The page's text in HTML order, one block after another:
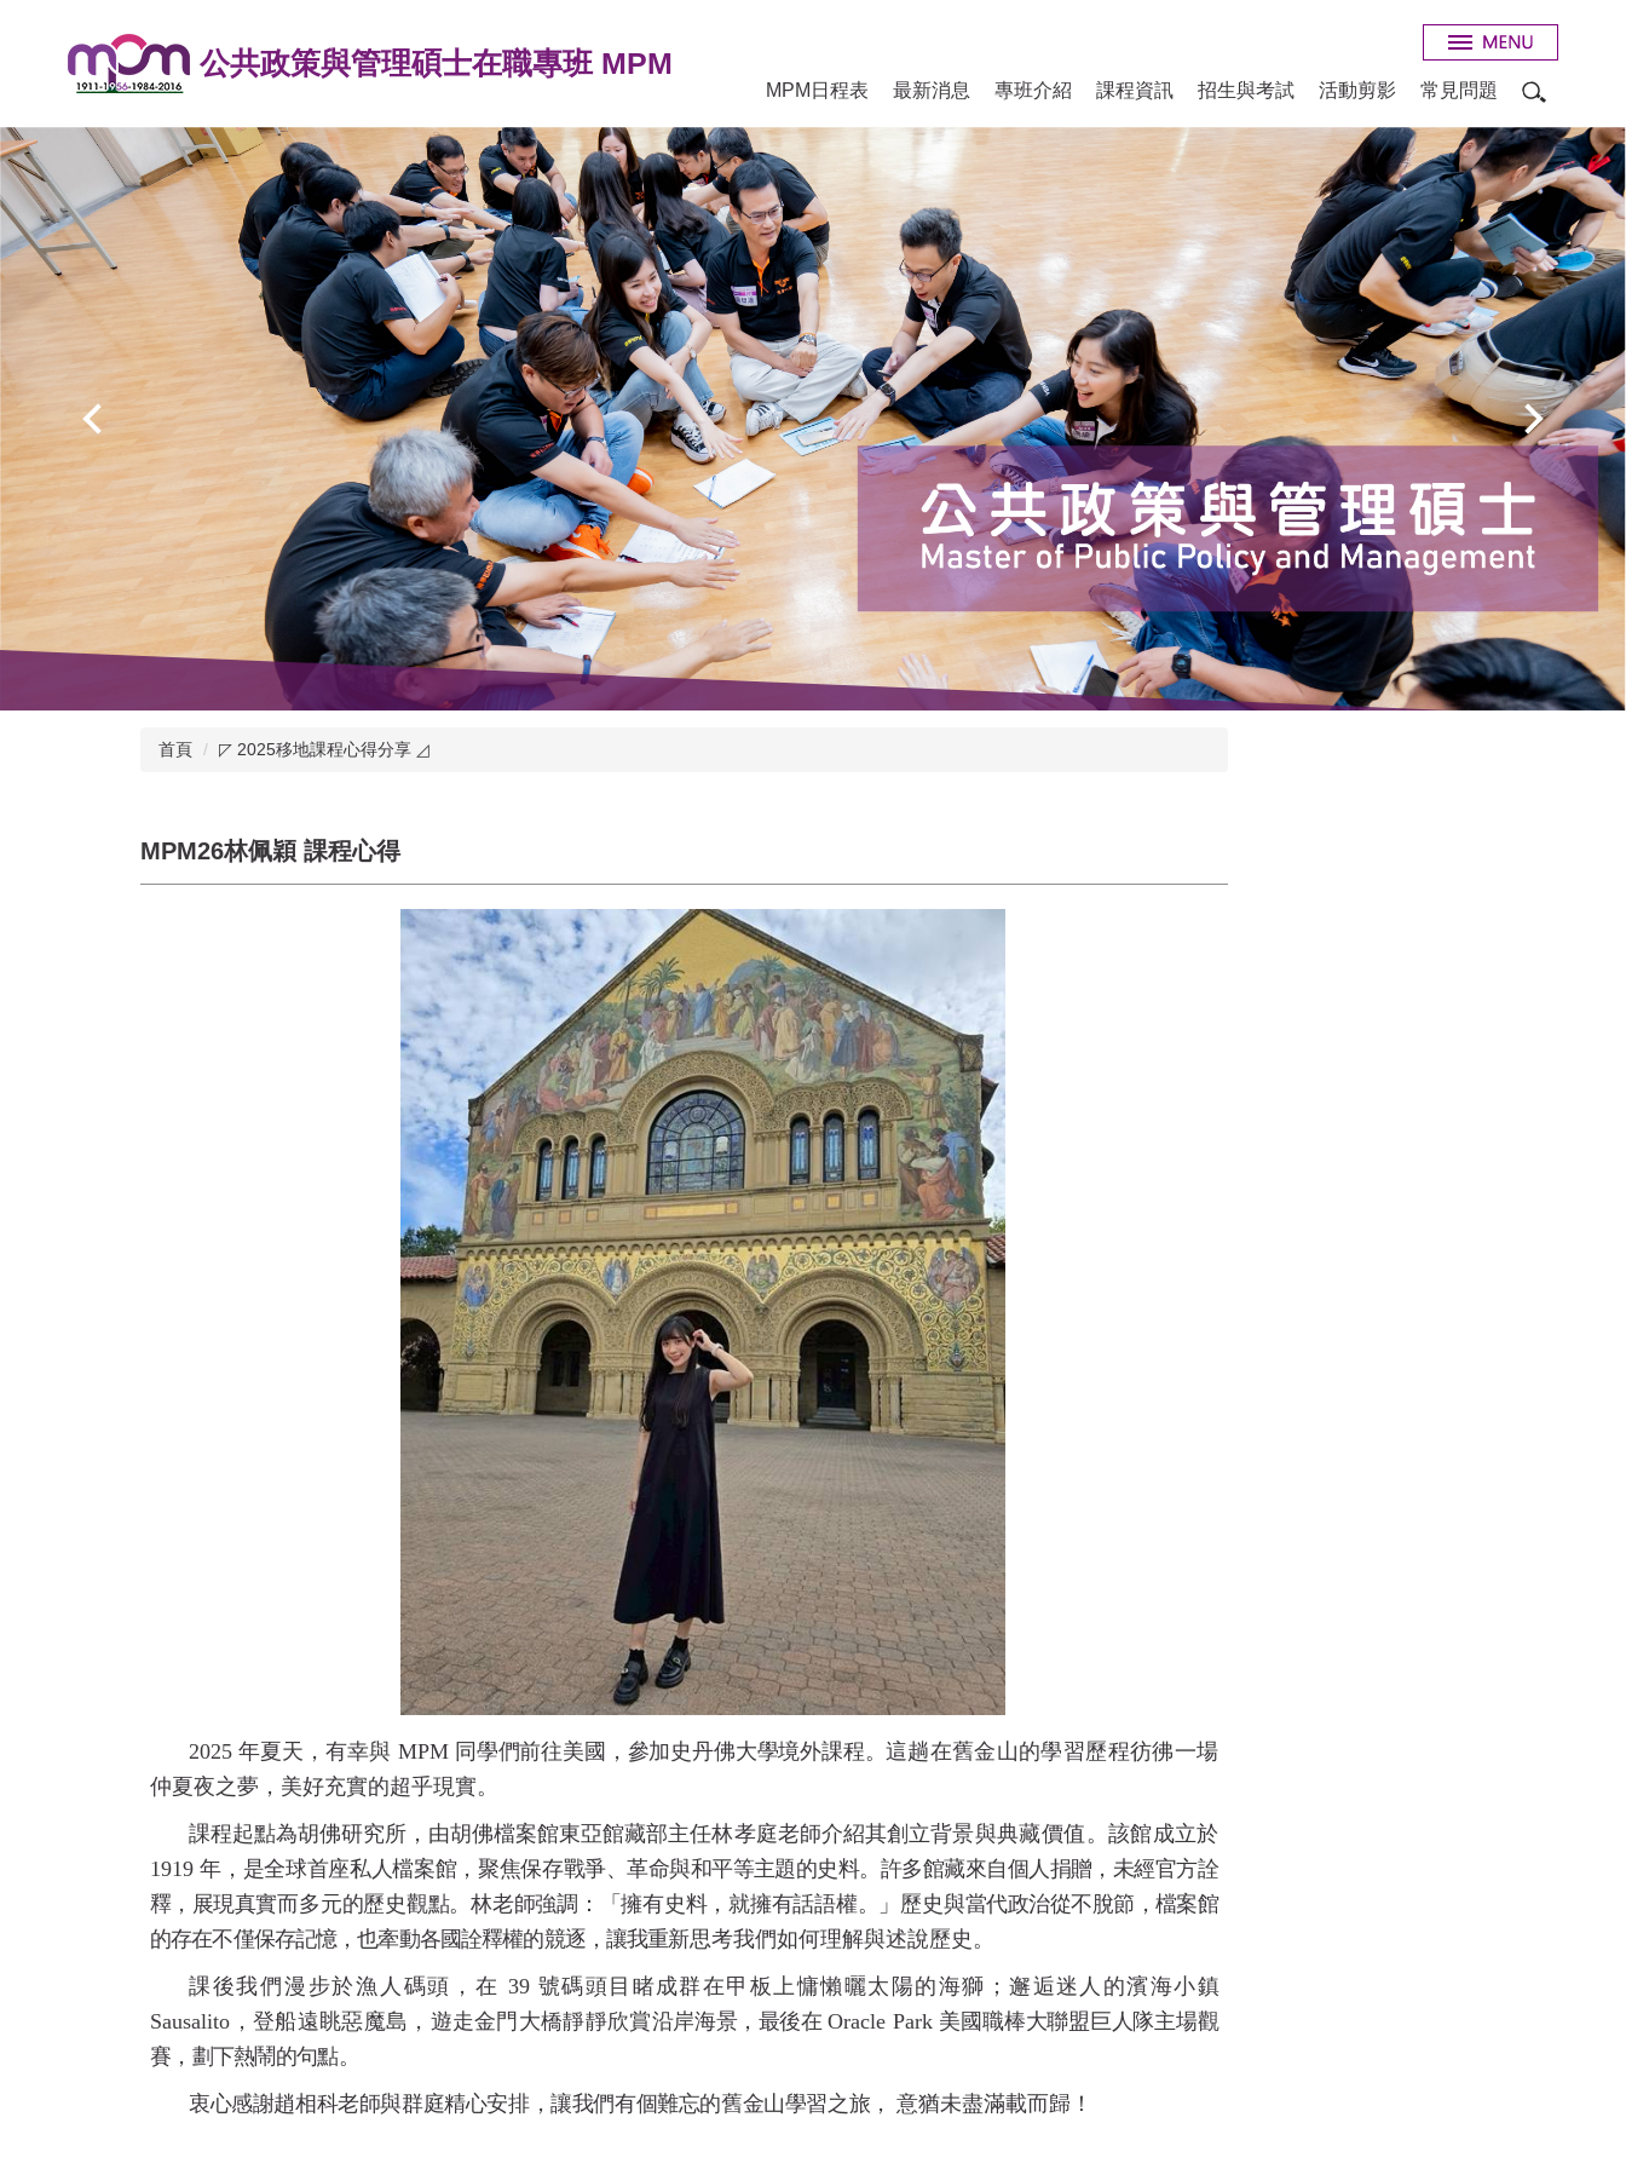
容
區
公共政策與管理碩士在職專班 MPM
MPM日程表 最新消息 專班介紹 課程資訊 招生與考試 活動剪影 常見問題
首頁 ◸ 2025移地課程心得分享 ◿
MPM26林佩穎 課程心得
2025年夏天，有幸與 MPM 同學們前往美國，參加史丹佛大學境外課程。這趟在舊金山的學習歷程彷彿一場
仲夏夜之夢，美好充實的超乎現實。
課程起點為胡佛研究所，由胡佛檔案館東亞館藏部主任林孝庭老師介紹其創 立背景與典藏價值。該館成立於
1919年，是全球首座私人檔案館，聚焦保存戰爭、革命與和平等主題的史料。許多館藏來自個人捐贈，未經官方詮
釋，展現真實而多元的歷史觀點。林老師強調：「擁有史料，就擁有話語權。」歷史與當代政治從不脫節，檔案館
的存在不僅保存記憶，也牽動各國詮釋權的競逐，讓我重新思考我們如何理解與述說歷史。
課後我們漫步於漁人碼頭，在 39 號碼頭目睹成群在甲板上慵懶曬太陽的海獅；邂逅迷人的濱海小鎮
Sausalito ，登船遠眺惡魔島，遊走金門大橋靜靜欣賞沿岸海景，最後在Oracle Park 美國職棒大聯盟巨人隊主場觀
賽，劃下熱鬧的句點。
衷心感謝趙相科老師與群庭精心安排，讓我們有個難忘的舊金山學習之旅，意猶未盡滿載而歸！